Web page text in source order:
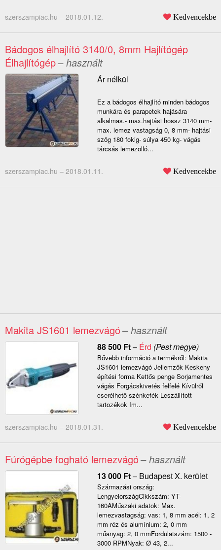
szerszampiac.hu – 2018.01.12. Kedvencekbe
Bádogos élhajlító 3140/0, 8mm Hajlítógép
Élhajlítógép– használt
Ár nélkül
Ez a bádogos élhajlító minden bádogos
munkára és parapetek hajására
alkalmas.- max.hajtási hossz 3140 mm-
max. lemez vastagság 0, 8 mm- hajtási
szög 180 fokig- súlya 450 kg- vágás
tárcsás lemezolló...
szerszampiac.hu – 2018.01.11. Kedvencekbe
Makita JS1601 lemezvágó– használt
88 500 Ft– Érd (Pest megye)
Bővebb információ a termékről: Makita
JS1601 lemezvágó Jellemzők Keskeny
építési forma Kettős penge Sorjamentes
vágás Forgácskivetés felfelé Kívülről
cserélhető szénkefék Leszállított
tartozékok Im...
szerszampiac.hu – 2018.01.31. Kedvencekbe
Fúrógépbe fogható lemezvágó– használt
13 000 Ft– Budapest X. kerület
Származási ország:
LengyelországCikkszám: YT-
160AMűszaki adatok: Max.
lemezvastagság: vas: 1, 8 mm acél: 1, 2
mm réz és alumínium: 2, 0 mm
műanyag: 2, 0 mmFordulatszám: 1500 -
3000 RPMNyak: Ø 43, 2...